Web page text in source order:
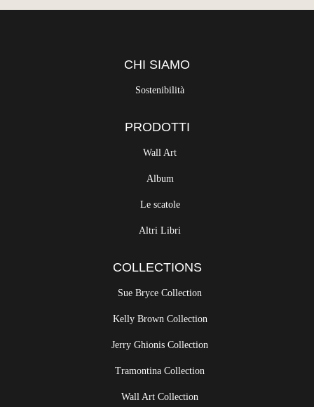
CHI SIAMO
Sostenibilità
PRODOTTI
Wall Art
Album
Le scatole
Altri Libri
COLLECTIONS
Sue Bryce Collection
Kelly Brown Collection
Jerry Ghionis Collection
Tramontina Collection
Wall Art Collection